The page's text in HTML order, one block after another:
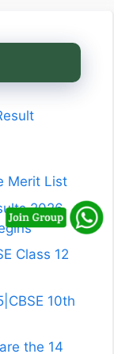
Merit List
2026
Class 12
10th
the 14